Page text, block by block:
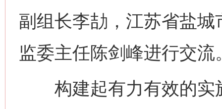
副组长李劼，江苏省盐
监委主任陈剑峰进行交流
构建起有力有效的实